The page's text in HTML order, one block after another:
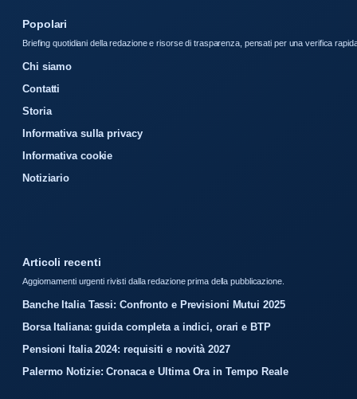
Popolari
Briefing quotidiani della redazione e risorse di trasparenza, pensati per una verifica
Chi siamo
Contatti
Storia
Informativa sulla privacy
Informativa cookie
Notiziario
Articoli recenti
Aggiornamenti urgenti rivisti dalla redazione prima della pubblicazione.
Banche Italia Tassi: Confronto e Previsioni Mutui 2025
Borsa Italiana: guida completa a indici, orari e BTP
Pensioni Italia 2024: requisiti e novità 2027
Palermo Notizie: Cronaca e Ultima Ora in Tempo Reale